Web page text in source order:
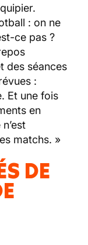
: on ne
ce pas ?
des séances
:
Et une fois
en
matchs. »
DE